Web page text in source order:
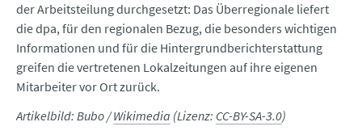
der Arbeitsteilung durchgesetzt: Das Überregionale liefert
die dpa, für den regionalen Bezug, die besonders wichtigen
Informationen und für die Hintergrundberichterstattung
greifen die vertretenen Lokalzeitungen auf ihre eigenen
Mitarbeiter vor Ort zurück.
Artikelbild: Bubo /Wikimedia (Lizenz: CC-BY-SA-3.0)